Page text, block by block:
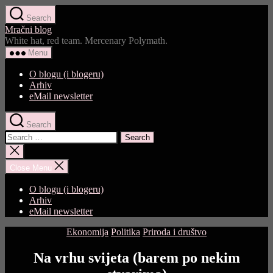
Skip
to
the
content
Search
Mračni blog
White hat, red team. Mercenary Polymath.
Menu
O blogu (i blogeru)
Arhiv
eMail newsletter
Search
Search
for:
Close
search
Close Menu
O blogu (i blogeru)
Arhiv
eMail newsletter
Categories
Ekonomija Politika Priroda i društvo
Na vrhu svijeta (barem po nekim